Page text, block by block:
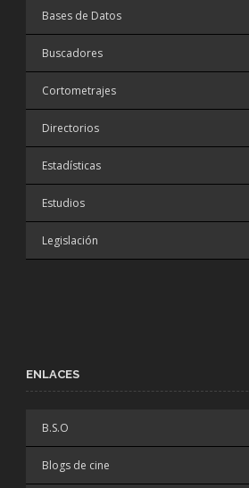
Bases de Datos
Buscadores
Cortometrajes
Directorios
Estadísticas
Estudios
Legislación
ENLACES
B.S.O
Blogs de cine